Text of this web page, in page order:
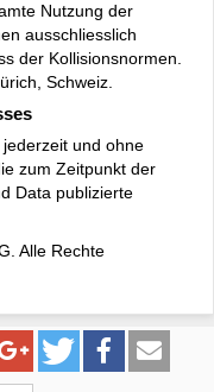
Nutzung der
ausschliesslich
der Kollisionsnormen.
Schweiz.
und ohne
zum Zeitpunkt der
Data publizierte
Alle Rechte